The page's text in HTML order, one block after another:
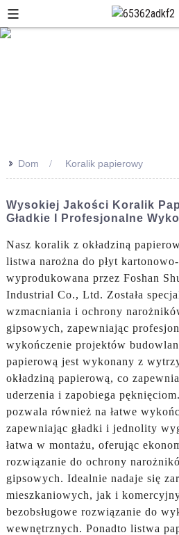
>> Dom Koralik papierowy
Wysokiej Jakości Koralik
Gładkie I Profesjonalne
Nasz koralik z okładziną
listwa narożna do płyt
wyprodukowana przez Foshan
Industrial Co., Ltd. Została
wzmacniania i ochrony
gipsowych, zapewniając
wykończenie projektów
papierową jest wykonany z
okładziną papierową, co
uderzenia i zapobiega
pozwala również na łatwe
zapewniając gładki i jednolity
łatwa w montażu, oferując
rozwiązanie do ochrony
gipsowych. Idealnie nadaje się
mieszkaniowych, jak i
bezobsługowe rozwiązanie do
wewnętrznych. Ponadto listwa